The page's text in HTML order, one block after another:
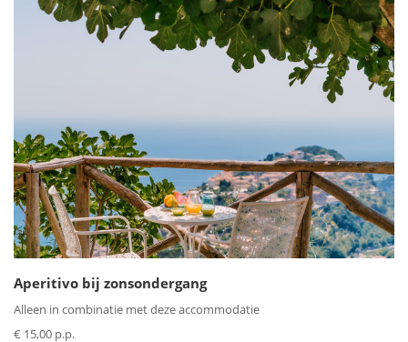
Aperitivo bij zonsondergang
Alleen in combinatie met deze accommodatie
€ 15,00 p.p.